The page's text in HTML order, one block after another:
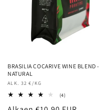
BRASILIA COCARIVE WINE BLEND -
NATURAL
Myyjä:
ALK. 32 €/KG
(4)4
yhteensä